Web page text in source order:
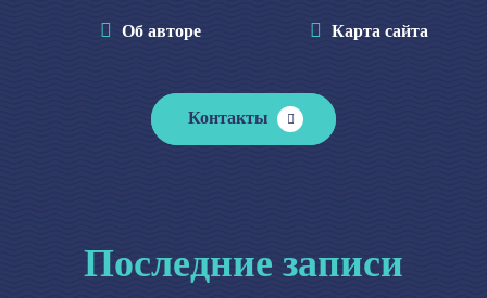
Об авторе Карта сайта
Контакты
Последние записи